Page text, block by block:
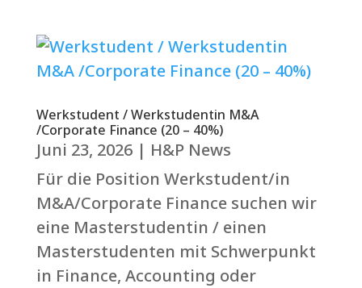
Werkstudent / Werkstudentin M&A
/Corporate Finance (20 – 40%)
Juni 23, 2026| H&P News
Für die Position Werkstudent/in
M&A/Corporate Finance suchen wir
eine Masterstudentin / einen
Masterstudenten mit Schwerpunkt
in Finance, Accounting oder